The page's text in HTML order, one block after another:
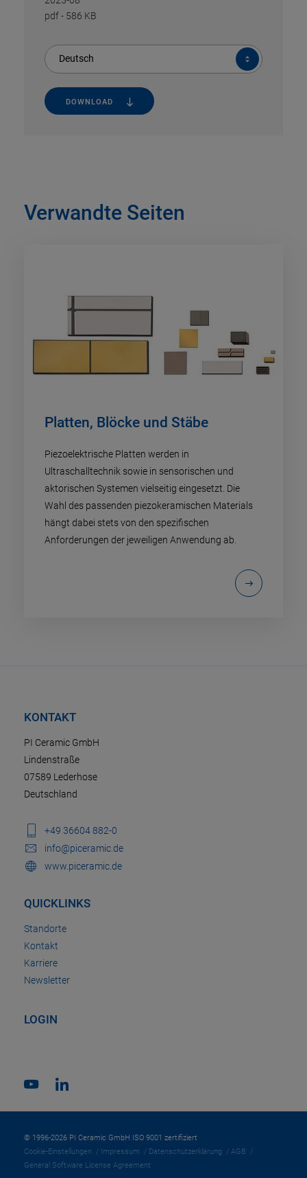
pdf- 586 KB
Deutsch
DOWNLOAD
Verwandte Seiten
Platten, Blöcke und Stäbe
Piezoelektrische Platten werden in
Ultraschalltechnik sowie in sensorischen und
aktorischen Systemen vielseitig eingesetzt. Die
Wahl des passenden piezokeramischen Materials
hängt dabei stets von den spezifischen
Anforderungen der jeweiligen Anwendung ab.
KONTAKT
PI Ceramic GmbH
Lindenstraße
07589 Lederhose
Deutschland
+49 36604 882-0
info@piceramic.de
www.piceramic.de
QUICKLINKS
Standorte
Kontakt
Karriere
Newsletter
LOGIN
© 1996-2026 PI Ceramic GmbH ISO 9001 zertifiziert
Cookie-Einstellungen
Impressum Datenschutzerklärung
AGB
General Software License Agreement